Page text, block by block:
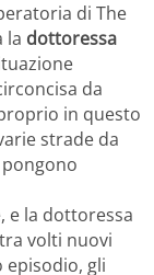
di The
la dottoressa
da
in questo
strade da
e la dottoressa
volti nuovi
episodio, gli